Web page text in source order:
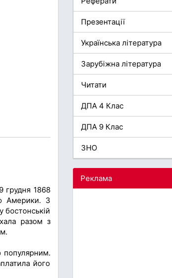
грудня 1868
Америки. З
бостонській
разом з
популярним.
його
Презентації
Українська література
Зарубіжна література
Читати
ДПА 4 Клас
ДПА 9 Клас
ЗНО
Реклама